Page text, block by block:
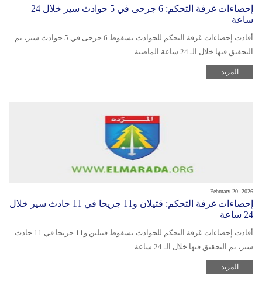
إحصاءات غرفة التحكم: 6 جرحى في 5 حوادث سير خلال 24
ساعة
أفادت إحصاءات غرفة التحكم للحوادث بسقوط 6 جرحى في 5 حوادث سير، تم
التحقيق فيها خلال الـ 24 ساعة الماضية.
المزيد
February 20, 2026
إحصاءات غرفة التحكم: قتيلان و11 جريحا في 11 حادث سير خلال
24 ساعة
أفادت إحصاءات غرفة التحكم للحوادث بسقوط قتيلين و11 جريحا في 11 حادث
سير، تم التحقيق فيها خلال الـ 24 ساعة…
المزيد